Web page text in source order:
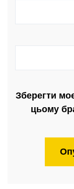
Зберегти
цьому